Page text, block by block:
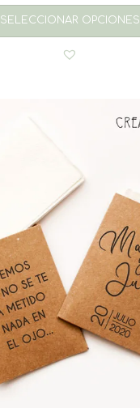
SELECCIONAR OPCIONES